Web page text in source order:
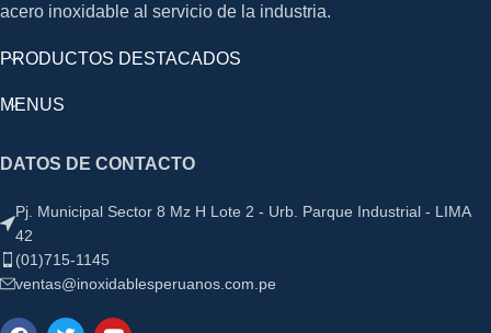
acero inoxidable al servicio de la industria.
PRODUCTOS DESTACADOS
MENUS
DATOS DE CONTACTO
Pj. Municipal Sector 8 Mz H Lote 2 - Urb. Parque Industrial - LIMA
42
(01)715-1145
ventas@inoxidablesperuanos.com.pe